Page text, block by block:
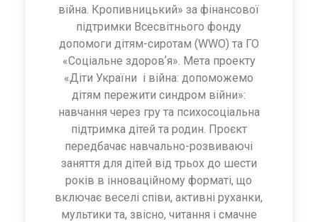
війна. Кропивницький» за фінансової
підтримки Всесвітнього фонду
допомоги дітям-сиротам (WWO) та ГО
«Соціальне здоровʼя». Мета проекту
«Діти України і війна: допоможемо
дітям пережити синдром війни»:
навчання через гру та психосоціальна
підтримка дітей та родин. Проєкт
передбачає навчально-розвиваючі
заняття для дітей від трьох до шести
років в інноваційному форматі, що
включає веселі співи, активні руханки,
мультики та, звісно, читання і смачне